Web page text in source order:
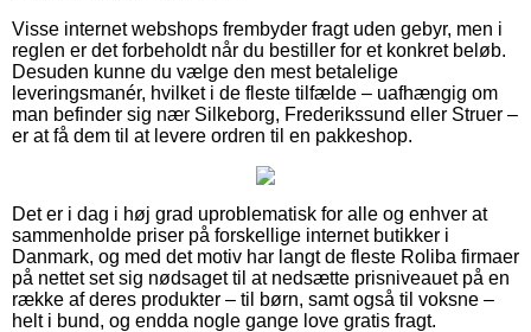
Visse internet webshops frembyder fragt uden gebyr, men i
reglen er det forbeholdt når du bestiller for et konkret beløb.
Desuden kunne du vælge den mest betalelige
leveringsmanér, hvilket i de fleste tilfælde – uafhængig om
man befinder sig nær Silkeborg, Frederikssund eller Struer –
er at få dem til at levere ordren til en pakkeshop.
Det er i dag i høj grad uproblematisk for alle og enhver at
sammenholde priser på forskellige internet butikker i
Danmark, og med det motiv har langt de fleste Roliba firmaer
på nettet set sig nødsaget til at nedsætte prisniveauet på en
række af deres produkter – til børn, samt også til voksne –
helt i bund, og endda nogle gange love gratis fragt.